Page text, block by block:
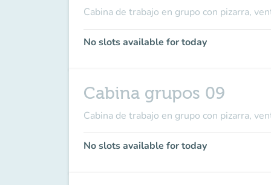
Cabina de trabajo en grupo con pizarra,
No slots available for today
Cabina grupos 09
Cabina de trabajo en grupo con pizarra,
No slots available for today